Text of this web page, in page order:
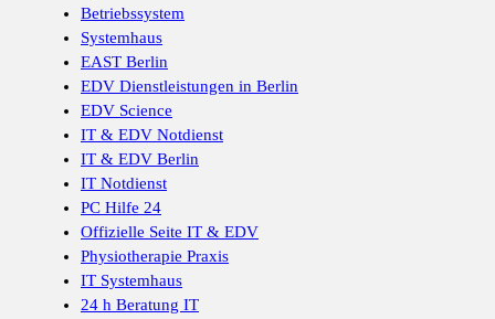
Betriebssystem
Systemhaus
EAST Berlin
EDV Dienstleistungen in Berlin
EDV Science
IT & EDV Notdienst
IT & EDV Berlin
IT Notdienst
PC Hilfe 24
Offizielle Seite IT & EDV
Physiotherapie Praxis
IT Systemhaus
24 h Beratung IT